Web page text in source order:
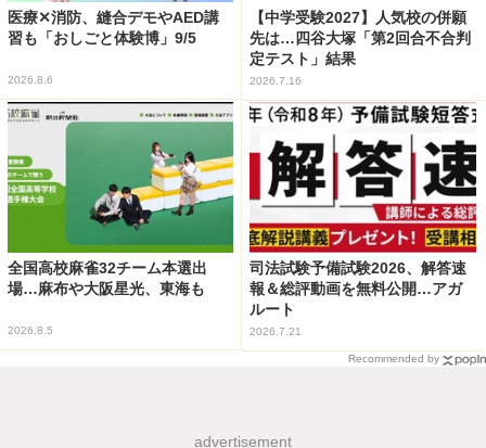
医療✕消防、縫合デモやAED講
習も「おしごと体験博」9/5
2026.8.6
【中学受験2027】人気校の併願
先は…四谷大塚「第2回合不合判
定テスト」結果
2026.7.16
全国高校麻雀32チーム本選出
場…麻布や大阪星光、東海も
2026.8.5
司法試験予備試験2026、解答速
報＆総評動画を無料公開…アガ
ルート
2026.7.21
Recommended by
advertisement